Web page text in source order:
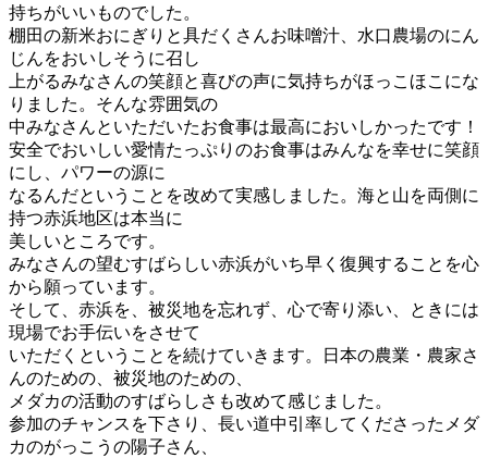
持ちがいいものでした。
棚田の新米おにぎりと具だくさんお味噌汁、水口農場のにん
じんをおいしそうに召し
上がるみなさんの笑顔と喜びの声に気持ちがほっこほこにな
りました。そんな雰囲気の
中みなさんといただいたお食事は最高においしかったです！
安全でおいしい愛情たっぷりのお食事はみんなを幸せに笑顔
にし、パワーの源に
なるんだということを改めて実感しました。海と山を両側に
持つ赤浜地区は本当に
美しいところです。
みなさんの望むすばらしい赤浜がいち早く復興することを心
から願っています。
そして、赤浜を、被災地を忘れず、心で寄り添い、ときには
現場でお手伝いをさせて
いただくということを続けていきます。日本の農業・農家さ
んのための、被災地のための、
メダカの活動のすばらしさも改めて感じました。
参加のチャンスを下さり、長い道中引率してくださったメダ
カのがっこうの陽子さん、